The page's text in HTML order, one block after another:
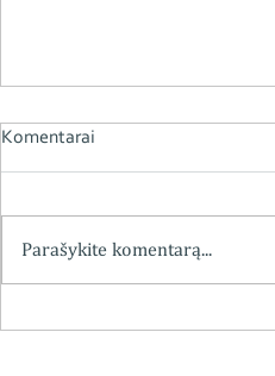
Komentarai
Parašykite komentarą...